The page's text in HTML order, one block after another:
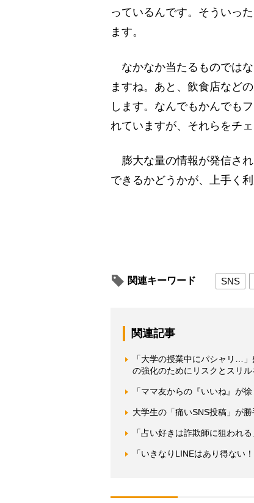
っているんです。そういっ
ます。
なかなか当たるものでは
ますね。あと、飲食店など
します。なんでもかんでも
れていますが、それらをチ
膨大な量の情報が発信さ
できるかどうかが、上手く
関連キーワード SNS
関連記事
「大学の授業中にパシャリ…
の強化のためにリスクとスリ
「ママ友からの『いいね』
大学生の「痛いSNS投稿」が
「占い好きは詐欺師に狙われ
「いきなりLINEはあり得ない